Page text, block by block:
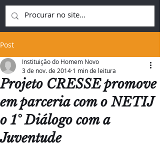
Post
Projeto CRESSE promove
em parceria com o NETIJ
o 1° Diálogo com a
Juventude
Instituição do Homem Novo
3 de nov. de 2014 1 min de leitura